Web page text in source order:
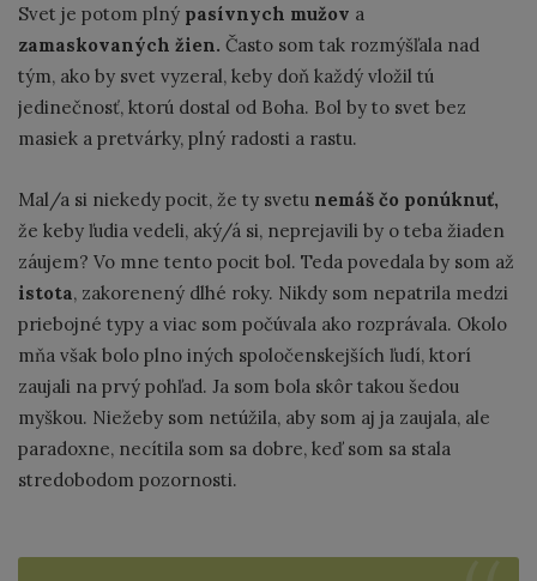
Svet je potom plný pasívnych mužov a
zamaskovaných žien. Často som tak rozmýšľala nad
tým, ako by svet vyzeral, keby doň každý vložil tú
jedinečnosť, ktorú dostal od Boha. Bol by to svet bez
masiek a pretvárky, plný radosti a rastu.
Mal/a si niekedy pocit, že ty svetu nemáš čo ponúknuť,
že keby ľudia vedeli, aký/á si, neprejavili by o teba žiaden
záujem? Vo mne tento pocit bol. Teda povedala by som až
istota, zakorenený dlhé roky. Nikdy som nepatrila medzi
priebojné typy a viac som počúvala ako rozprávala. Okolo
mňa však bolo plno iných spoločenskejších ľudí, ktorí
zaujali na prvý pohľad. Ja som bola skôr takou šedou
myškou. Niežeby som netúžila, aby som aj ja zaujala, ale
paradoxne, necítila som sa dobre, keď som sa stala
stredobodom pozornosti.